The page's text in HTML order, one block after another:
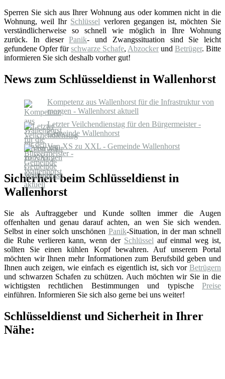
Sperren Sie sich aus Ihrer Wohnung aus oder kommen nicht in die
Wohnung, weil Ihr Schlüssel verloren gegangen ist, möchten Sie
verständlicherweise so schnell wie möglich in Ihre Wohnung
zurück. In dieserPanik- und Zwangssituation sind Sie leicht
gefundene Opfer fürschwarze Schafe, Abzocker und Betrüger. Bitte
informieren Sie sich deshalb vorher gut!
News zum Schlüsseldienst in Wallenhorst
Kompetenz aus Wallenhorst für die Infrastruktur von
morgen - Wallenhorst aktuell
Letzter Veilchendienstag für den Bürgermeister -
Gemeinde Wallenhorst
Von XS zu XXL - Gemeinde Wallenhorst
Sicherheit beim Schlüsseldienst in
Wallenhorst
Sie als Auftraggeber und Kunde sollten immer die Augen
offenhalten und genau darauf achten, an wen Sie sich wenden.
Selbst in einer solch unschönen Panik-Situation, in der man schnell
die Ruhe verlieren kann, wenn der Schlüssel auf einmal weg ist,
sollten Sie einen kühlen Kopf bewahren. Auf unserem Portal
möchten wir Ihnen mehr Informationen zum Berufsbild geben und
Ihnen auch zeigen, wie einfach es eigentlich ist, sich vor Betrügern
und schwarzen Schafen zu schützen. Auch möchten wir Sie in die
wichtigsten rechtlichen Bestimmungen und typische Preise
einführen. Informieren Sie sich also gerne bei uns weiter!
Schlüsseldienst und Sicherheit in Ihrer
Nähe: